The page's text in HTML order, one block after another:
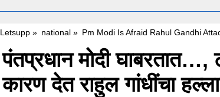
Letsupp » national » Pm Modi Is Afraid Rahul Gandhi
पंतप्रधान मोदी घाबरतात…,
कारण देत राहुल गांधींचा